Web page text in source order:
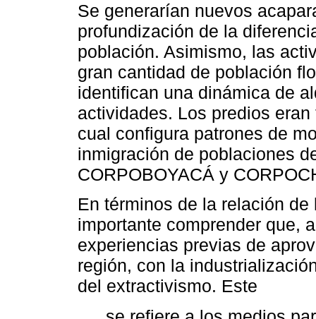
Se generarían nuevos
profundización de la
población. Asimismo, las
gran cantidad de población
identifican una dinámica de
actividades. Los predios
cual configura patrones de
inmigración de poblaciones
CORPOBOYACÁ y
En términos de la relación
importante comprender que,
experiencias previas de
región, con la
del extractivismo. Este